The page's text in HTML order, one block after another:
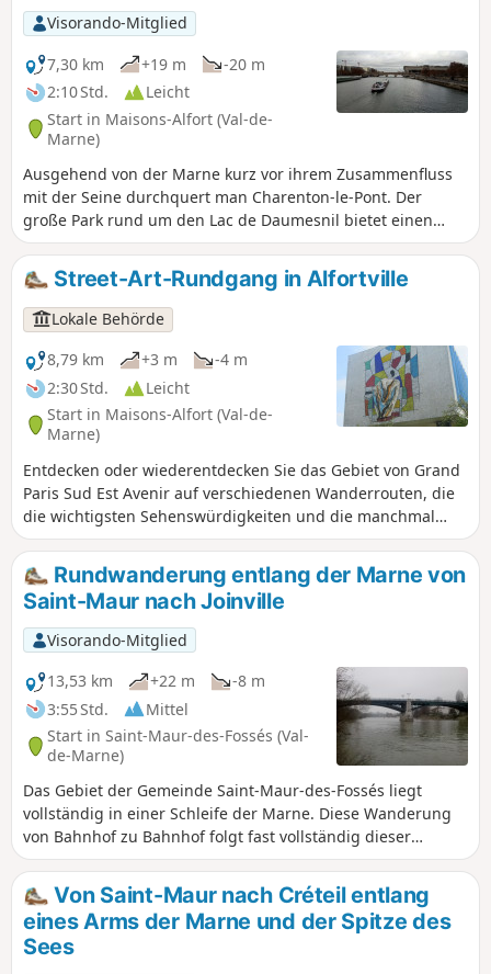
Visorando-Mitglied
7,30 km
+19 m
-20 m
2:10 Std.
Leicht
Start in Maisons-Alfort (Val-de-
Marne)
Ausgehend von der Marne kurz vor ihrem Zusammenfluss
mit der Seine durchquert man Charenton-le-Pont. Der
große Park rund um den Lac de Daumesnil bietet einen
idyllischen Übergang, bevor man Paris betritt. Nach einem
Spaziergang durch den Parc de Bercy überquert man die
Seine auf einer Fußgängerbrücke, bevor man den Bahnhof
Austerlitz in der Nähe der gleichnamigen Brücke erreicht.
Street-Art-Rundgang in Alfortville
Lokale Behörde
8,79 km
+3 m
-4 m
2:30 Std.
Leicht
Start in Maisons-Alfort (Val-de-
Marne)
Entdecken oder wiederentdecken Sie das Gebiet von Grand
Paris Sud Est Avenir auf verschiedenen Wanderrouten, die
die wichtigsten Sehenswürdigkeiten und die manchmal
wenig bekannten Schätze unserer 16 Gemeinden mit ihren
ungewöhnlichen und einzigartigen Geschichten vorstellen.
Rundwanderung entlang der Marne von
Saint-Maur nach Joinville
Visorando-Mitglied
13,53 km
+22 m
-8 m
3:55 Std.
Mittel
Start in Saint-Maur-des-Fossés (Val-
de-Marne)
Das Gebiet der Gemeinde Saint-Maur-des-Fossés liegt
vollständig in einer Schleife der Marne. Diese Wanderung
von Bahnhof zu Bahnhof folgt fast vollständig dieser
Schleife. Ein Spaziergang, der zu jeder Jahreszeit möglich
ist und den Fluss und seine Inseln, die Wohnviertel entlang
der Uferpromenaden und Charles Trénet, der hier einen
Teil seines Lebens verbrachte, in den Vordergrund stellt.
Von Saint-Maur nach Créteil entlang
eines Arms der Marne und der Spitze des
Sees